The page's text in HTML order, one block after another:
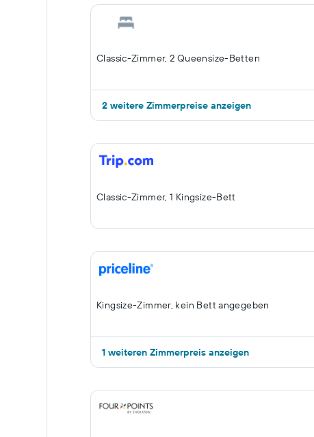
Classic-Zimmer, 2 Queensize-Betten
2 weitere Zimmerpreise anzeigen
Classic-Zimmer, 1 Kingsize-Bett
Kingsize-Zimmer, kein Bett angegeben
1 weiteren Zimmerpreis anzeigen